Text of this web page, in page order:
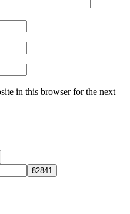
in this browser for the next